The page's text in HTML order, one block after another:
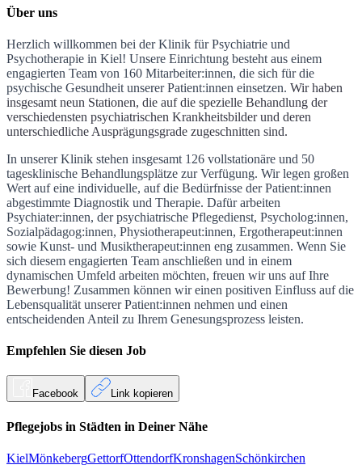
Über uns
Herzlich willkommen bei der Klinik für Psychiatrie und
Psychotherapie in Kiel! Unsere Einrichtung besteht aus einem
engagierten Team von 160 Mitarbeiter:innen, die sich für die
psychische Gesundheit unserer Patient:innen einsetzen. Wir haben
insgesamt neun Stationen, die auf die spezielle Behandlung der
verschiedensten psychiatrischen Krankheitsbilder und deren
unterschiedliche Ausprägungsgrade zugeschnitten sind.
In unserer Klinik stehen insgesamt 126 vollstationäre und 50
tagesklinische Behandlungsplätze zur Verfügung. Wir legen großen
Wert auf eine individuelle, auf die Bedürfnisse der Patient:innen
abgestimmte Diagnostik und Therapie. Dafür arbeiten
Psychiater:innen, der psychiatrische Pflegedienst, Psycholog:innen,
Sozialpädagog:innen, Physiotherapeut:innen, Ergotherapeut:innen
sowie Kunst- und Musiktherapeut:innen eng zusammen. Wenn Sie
sich diesem engagierten Team anschließen und in einem
dynamischen Umfeld arbeiten möchten, freuen wir uns auf Ihre
Bewerbung! Zusammen können wir einen positiven Einfluss auf die
Lebensqualität unserer Patient:innen nehmen und einen
entscheidenden Anteil zu Ihrem Genesungsprozess leisten.
Empfehlen Sie diesen Job
Facebook Link kopieren
Pflegejobs in Städten in Deiner Nähe
KielMönkebergGettorfOttendorfKronshagenSchönkirchen